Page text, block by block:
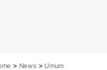
> News > Umum